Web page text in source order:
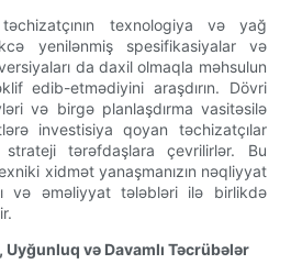
texnologiya və yağ
yenilənmiş spesifikasiyalar və
da daxil olmaqla məhsulun
edib-etmədiyini araşdırın. Dövri
və birgə planlaşdırma vasitəsilə
investisiya qoyan təchizatçılar
strateji tərəfdaşlara çevrilirlər. Bu
xidmət yanaşmanızın nəqliyyat
və əməliyyat tələbləri ilə birlikdə
və Davamlı Təcrübələr